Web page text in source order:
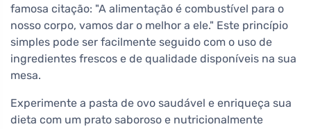
famosa citação: "A alimentação é combustível para o
nosso corpo, vamos dar o melhor a ele." Este princípio
simples pode ser facilmente seguido com o uso de
ingredientes frescos e de qualidade disponíveis na sua
mesa.
Experimente a pasta de ovo saudável e enriqueça sua
dieta com um prato saboroso e nutricionalmente